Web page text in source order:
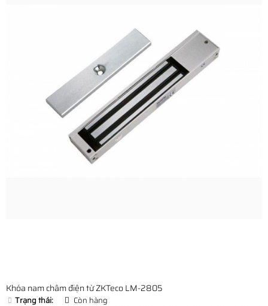
Khóa nam châm điện từ ZKTeco LM-2805
Trạng thái:
Còn hàng